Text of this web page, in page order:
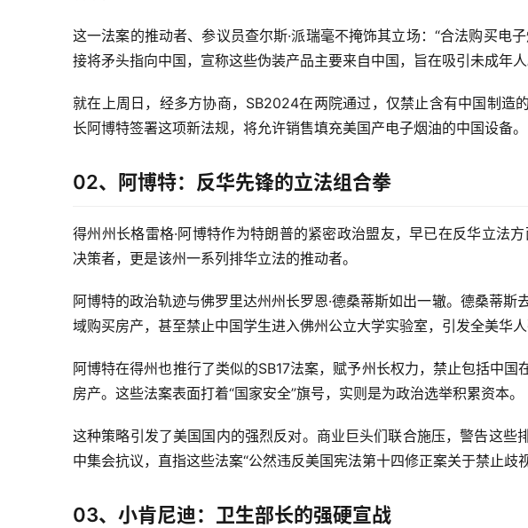
这一法案的推动者、参议员查尔斯·派瑞毫不掩饰其立场：“合法购买电
接将矛头指向中国，宣称这些伪装产品主要来自中国，旨在吸引未成年人
就在上周日，经多方协商，SB2024在两院通过，仅禁止含有中国制造
长阿博特签署这项新法规，将允许销售填充美国产电子烟油的中国设备。
02、阿博特：反华先锋的立法组合拳
得州州长格雷格·阿博特作为特朗普的紧密政治盟友，早已在反华立法
决策者，更是该州一系列排华立法的推动者。
阿博特的政治轨迹与佛罗里达州州长罗恩·德桑蒂斯如出一辙。德桑蒂斯
域购买房产，甚至禁止中国学生进入佛州公立大学实验室，引发全美华人
阿博特在得州也推行了类似的SB17法案，赋予州长权力，禁止包括中
房产。这些法案表面打着“国家安全”旗号，实则是为政治选举积累资本。
这种策略引发了美国国内的强烈反对。商业巨头们联合施压，警告这些
中集会抗议，直指这些法案“公然违反美国宪法第十四修正案关于禁止歧视
03、小肯尼迪：卫生部长的强硬宣战